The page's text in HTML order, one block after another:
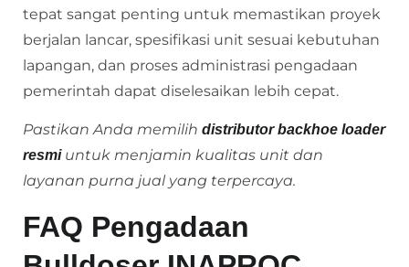
tepat sangat penting untuk memastikan proyek
berjalan lancar, spesifikasi unit sesuai kebutuhan
lapangan, dan proses administrasi pengadaan
pemerintah dapat diselesaikan lebih cepat.
Pastikan Anda memilih distributor backhoe loader
resmiuntuk menjamin kualitas unit dan
layanan purna jual yang terpercaya.
FAQ Pengadaan